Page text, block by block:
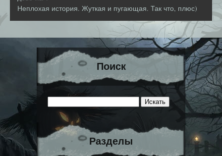
Неплохая история. Жуткая и пугающая. Так что, плюс)
Поиск
Разделы